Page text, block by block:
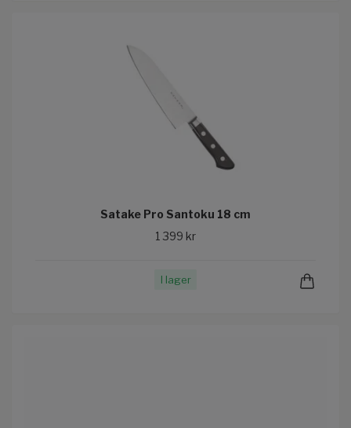
Satake Pro Santoku 18 cm
1 399 kr
I lager